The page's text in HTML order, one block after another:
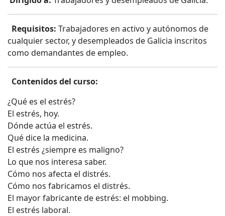
Requisitos: Trabajadores en activo y autónomos de
cualquier sector, y desempleados de Galicia inscritos
como demandantes de empleo.
Contenidos del curso:
¿Qué es el estrés?
El estrés, hoy.
Dónde actúa el estrés.
Qué dice la medicina.
El estrés ¿siempre es maligno?
Lo que nos interesa saber.
Cómo nos afecta el distrés.
Cómo nos fabricamos el distrés.
El mayor fabricante de estrés: el mobbing.
El estrés laboral.